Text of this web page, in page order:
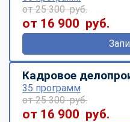
от 25 300 руб.
от 16 900 руб.
Кадровое
35 программ
от 25 300 руб.
от 16 900 руб.